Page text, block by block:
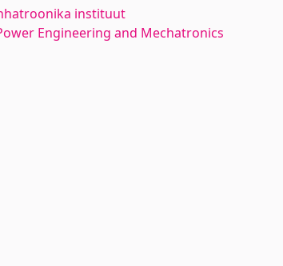
instituut
Engineering and Mechatronics